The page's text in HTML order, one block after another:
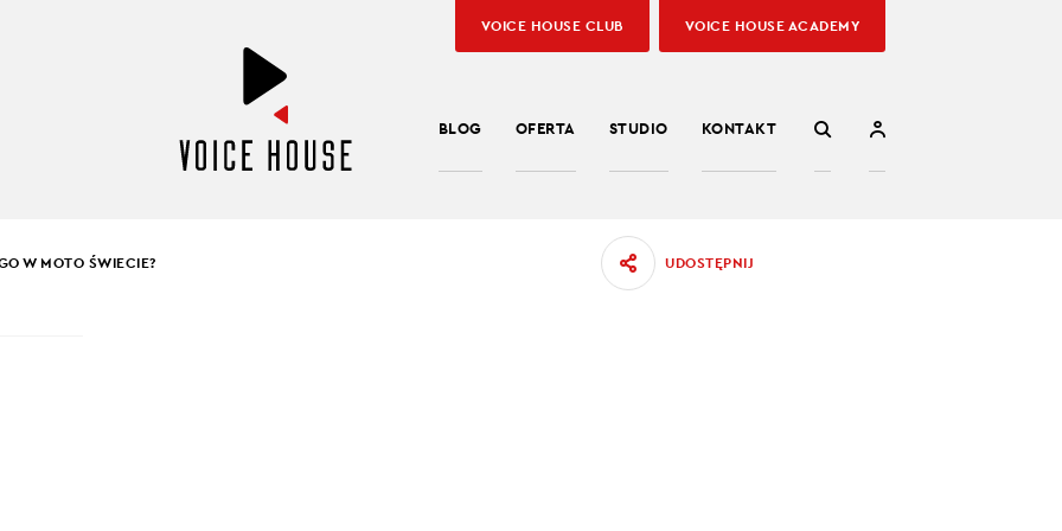
BLOG OFERTA STUDIO KONTAKT
VOICE HOUSE CLUB VOICE HOUSE ACADEMY
W MOTO ŚWIECIE? UDOSTĘPNIJ